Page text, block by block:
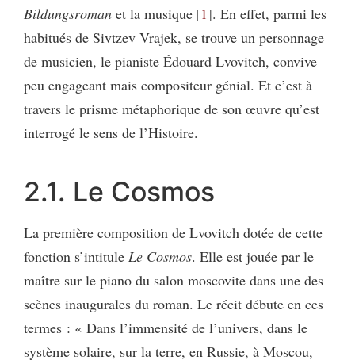
Bildungsroman et la musique 1 . En effet, parmi les
habitués de Sivtzev Vrajek, se trouve un personnage
de musicien, le pianiste Édouard Lvovitch, convive
peu engageant mais compositeur génial. Et c’est à
travers le prisme métaphorique de son œuvre qu’est
interrogé le sens de l’Histoire.
2.1. Le Cosmos
La première composition de Lvovitch dotée de cette
fonction s’intitule Le Cosmos. Elle est jouée par le
maître sur le piano du salon moscovite dans une des
scènes inaugurales du roman. Le récit débute en ces
termes : « Dans l’immensité de l’univers, dans le
système solaire, sur la terre, en Russie, à Moscou,